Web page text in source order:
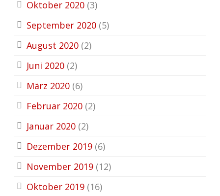
Oktober 2020 (3)
September 2020 (5)
August 2020 (2)
Juni 2020 (2)
März 2020 (6)
Februar 2020 (2)
Januar 2020 (2)
Dezember 2019 (6)
November 2019 (12)
Oktober 2019 (16)